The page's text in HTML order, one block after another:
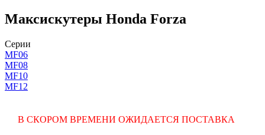
Максискутеры Honda Forza
Серии
MF06
MF08
MF10
MF12
В СКОРОМ ВРЕМЕНИ ОЖИДАЕТСЯ ПОСТАВКА